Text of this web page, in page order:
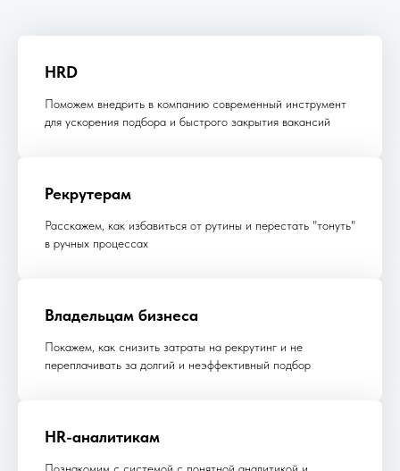
HRD
Поможем внедрить в компанию современный инструмент
для ускорения подбора и быстрого закрытия вакансий
Рекрутерам
Расскажем, как избавиться от рутины и перестать "тонуть"
в ручных процессах
Владельцам бизнеса
Покажем, как снизить затраты на рекрутинг и не
переплачивать за долгий и неэффективный подбор
HR-аналитикам
Познакомим с системой с понятной аналитикой и